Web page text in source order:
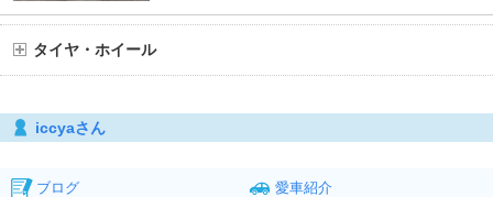
タイヤ・ホイール
iccyaさん
ブログ
愛車紹介